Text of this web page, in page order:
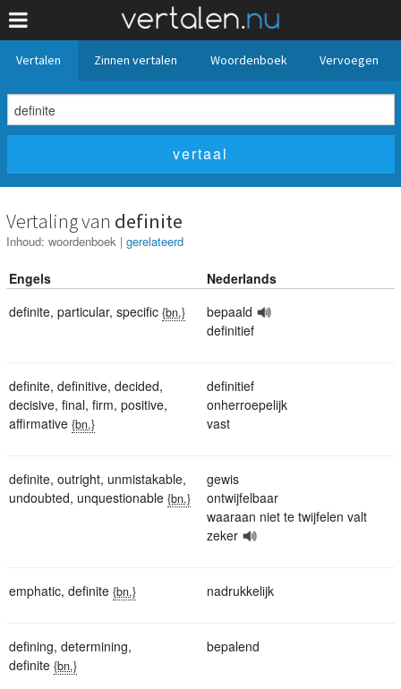
Vertalen Zinnen vertalen Woordenboek Vervoegen
Vertaling van definite
Inhoud: woordenboek | gerelateerd
Engels
Nederlands
definite, particular, specific {bn.}
bepaald
definitief
definite, definitive, decided,
decisive, final, firm, positive,
affirmative {bn.}
definitief
onherroepelijk
vast
definite, outright, unmistakable,
undoubted, unquestionable {bn.}
gewis
ontwijfelbaar
waaraan niet te twijfelen valt
zeker
emphatic, definite {bn.} nadrukkelijk
defining, determining,
definite {bn.}
bepalend